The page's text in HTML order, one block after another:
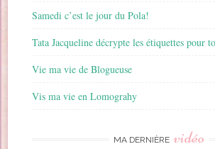
Samedi c’est le jour du Pola!
Tata Jacqueline décrypte les étiquettes pour
Vie ma vie de Blogueuse
Vis ma vie en Lomograhy
MA DERNIÈRE vidéo